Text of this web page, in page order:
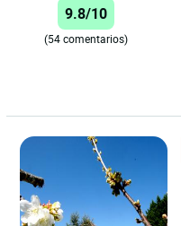
9.8/10
(54 comentarios)